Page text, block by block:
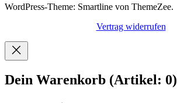
WordPress-Theme: Smartline von ThemeZee.
Vertrag widerrufen
Dein Warenkorb (Artikel: 0)